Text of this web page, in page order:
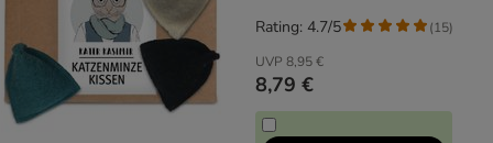
UVP 8,95 €
8,79 €
Rating: 4.7/5 (15)